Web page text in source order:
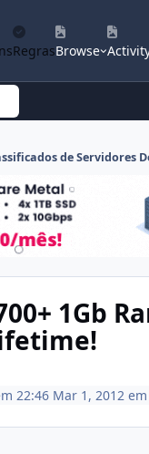
RegrasBrowse
de Servidores
1Gb
22:46 Mar 1, 2012 em